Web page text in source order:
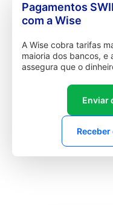
Pagamentos
com a Wise
A Wise cobra tarifas
maioria dos bancos, e
assegura que o
Enviar